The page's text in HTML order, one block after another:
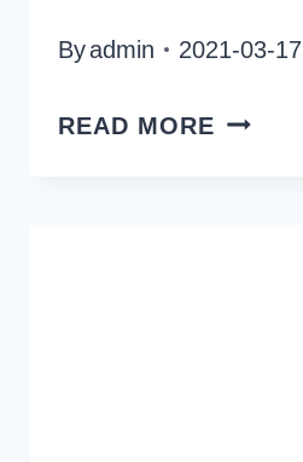
Byadmin 2021-03-17
READ MORE SITTA